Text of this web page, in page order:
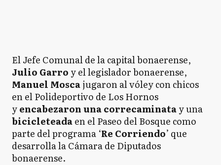
El Jefe Comunal de la capital bonaerense,
Julio Garro y el legislador bonaerense,
Manuel Moscajugaron al vóley con chicos
en el Polideportivo de Los Hornos
yencabezaron una correcaminatay una
bicicleteadaen el Paseo del Bosque como
parte del programa ‘Re Corriendo’ que
desarrolla la Cámara de Diputados
bonaerense.